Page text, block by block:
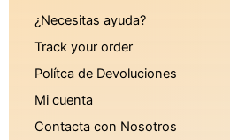
¿Necesitas ayuda?
Track your order
Polítca de Devoluciones
Mi cuenta
Contacta con Nosotros